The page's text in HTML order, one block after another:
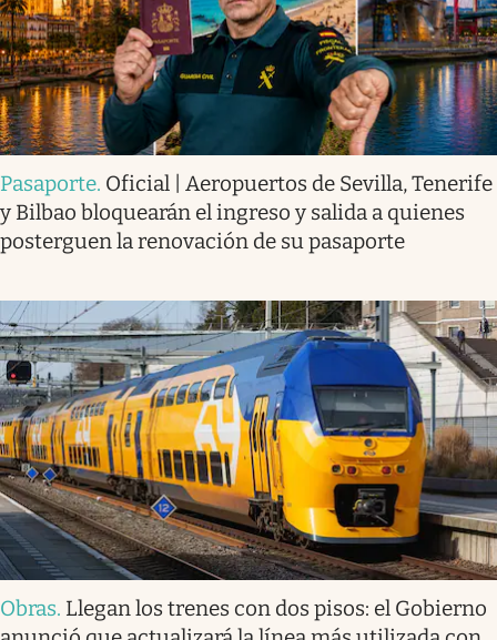
Pasaporte. Oficial | Aeropuertos de Sevilla, Tenerife
y Bilbao bloquearán el ingreso y salida a quienes
posterguen la renovación de su pasaporte
Obras. Llegan los trenes con dos pisos: el Gobierno